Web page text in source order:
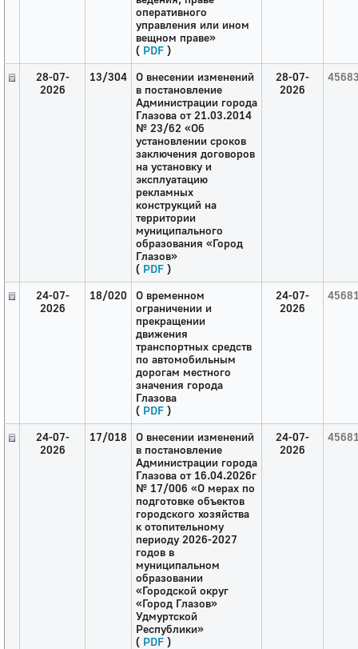
оперативного
управления или ином
вещном праве»
( PDF )
28-07-
2026
13/304
О внесении изменений
в постановление
Администрации города
Глазова от 21.03.2014
№ 23/62 «Об
установлении сроков
заключения договоров
на установку и
эксплуатацию
рекламных
конструкций на
территории
муниципального
образования «Город
Глазов»
( PDF )
28-07-
2026
24-07-
2026
18/020
О временном
ограничении и
прекращении
движения
транспортных средств
по автомобильным
дорогам местного
значения города
Глазова
( PDF )
24-07-
2026
24-07-
2026
17/018
О внесении изменений
в постановление
Администрации города
Глазова от 16.04.2026г
№ 17/006 «О мерах по
подготовке объектов
городского хозяйства
к отопительному
периоду 2026-2027
годов в
муниципальном
образовании
«Городской округ
«Город Глазов»
Удмуртской
Республики»
( PDF )
24-07-
2026